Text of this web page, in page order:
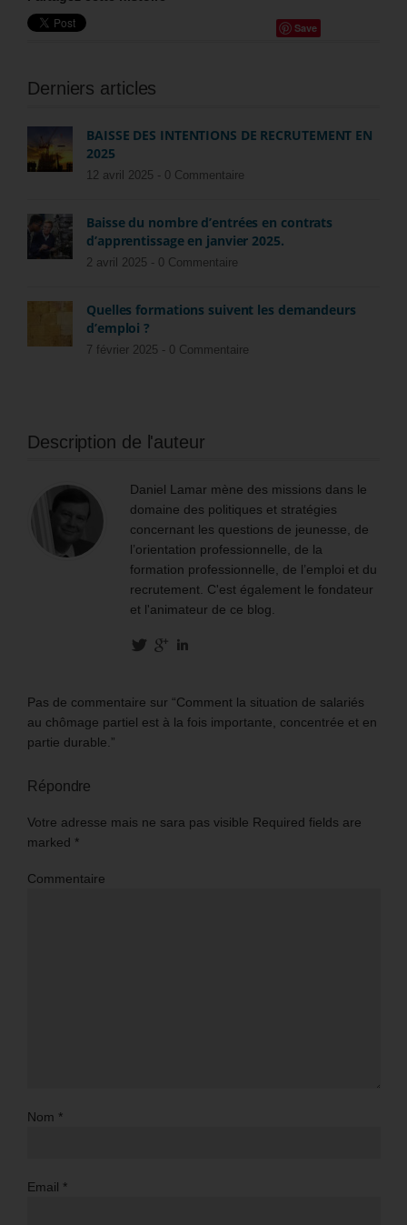
Save
Derniers articles
BAISSE DES INTENTIONS DE RECRUTEMENT EN
2025
12 avril 2025 - 0 Commentaire
Baisse du nombre d’entrées en contrats
d’apprentissage en janvier 2025.
2 avril 2025 - 0 Commentaire
Quelles formations suivent les demandeurs
d’emploi ?
7 février 2025 - 0 Commentaire
Description de l'auteur
Daniel Lamar mène des missions dans le
domaine des politiques et stratégies
concernant les questions de jeunesse, de
l’orientation professionnelle, de la
formation professionnelle, de l’emploi et du
recrutement. C'est également le fondateur
et l'animateur de ce blog.
Pas de commentaire sur “Comment la situation de salariés
au chômage partiel est à la fois importante, concentrée et en
partie durable.”
Répondre
Votre adresse mais ne sara pas visible Required fields are
marked *
Commentaire
Nom *
Email *